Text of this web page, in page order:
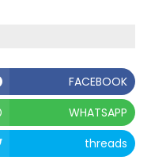
FACEBOOK
WHATSAPP
threads